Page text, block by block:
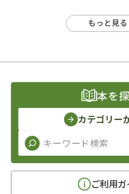
もっと見る
本を
カテゴリー
ご利用